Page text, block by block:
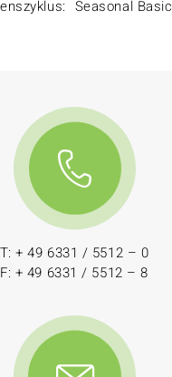
Seasonal Basic
T: + 49 6331 / 5512 – 0
F: + 49 6331 / 5512 – 8